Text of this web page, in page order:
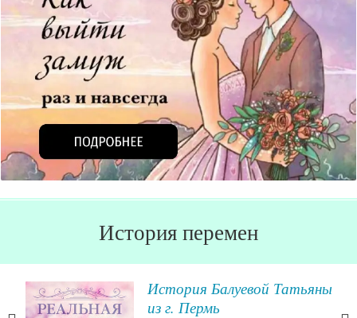
История перемен
История Балуевой Татьяны
из г. Пермь